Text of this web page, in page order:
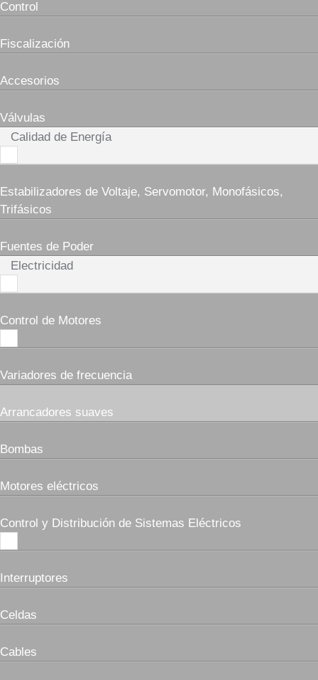
Control
Fiscalización
Accesorios
Válvulas
Calidad de Energía
Estabilizadores de Voltaje, Servomotor, Monofásicos,
Trifásicos
Fuentes de Poder
Electricidad
Control de Motores
Variadores de frecuencia
Arrancadores suaves
Bombas
Motores eléctricos
Control y Distribución de Sistemas Eléctricos
Interruptores
Celdas
Cables